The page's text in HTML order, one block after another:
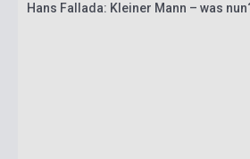
Hans Fallada: Kleiner Mann – was